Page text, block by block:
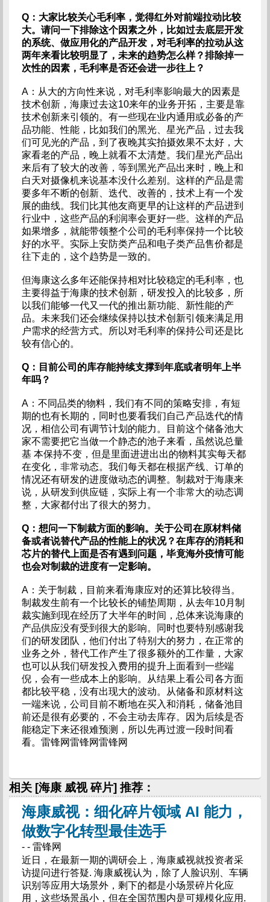
Q：大家比较关心毛利率，觉得红外对前端拉动比较
大。请问一下排除这个因素之外，比如过去底层开发
的系统、做应用化的产品开发，对毛利率的拉动从这
两年来看比较明显了，未来的趋势怎么样？排除掉一
次性的因素，毛利率是否还会进一步往上？
A：从大的方向性来说，对毛利率影响最大的因素是
技术创新，海康过去这10来年的业务开拓，主要是靠
技术创新来引领的。有一些现在业内通用或必备的产
品功能、性能，比如我们的黑光、星光产品，过去我
们可见光的产品，到了夜晚其实拍摄效果不太好，大
家看老的产品，晚上就看不太清楚。我们星光产品出
来后有了较大的改善，等到黑光产品出来时，晚上和
白天对摄像机来说基本没什么差别。这样的产品是需
要多年不断的创新、迭代、改善的，技术上有一个发
展的曲线。我们比其他友商更早的让这样的产品进到
行业中，这些产品的利润率会更好一些。这样的产品
如果增多，就能带领整个公司的毛利率保持一个比较
好的水平。实际上安防类产品和电子类产品售价都是
往下走的，这个趋势是一致的。
但海康这么多年还能保持相对比较稳定的毛利率，也
主要得益于海康的技术创新，研发投入的比较多，所
以我们能够一代又一代的推出新功能、新性能的产
品。未来我们还会继续保持以技术创新引领来满足用
户需求的经营方式。所以对毛利率的保持公司还是比
较有信心的。
Q：目前公司的库存能持续支撑到年底或者明年上半
年吗？
A：不同品类的物料，我们有不同的策略安排，有短
期的也有长期的，同时也要看我们自己产品迭代的情
况，相信公司有调节计划的能力。目前这个储备池大
家不需要把它当做一个静态的池子来看，虽然说总量
基 本保持不变，但是里面进进出出的物料其实每天都
在变化，非常动态。我们每天都在根据产线、订单的
情况还有研发的进度做动态的调整。制裁对于海康来
说，从研发到供应链，实际上有一个非常大的动态调
整，大家都付出了很大的努力。
Q：想问一下制裁方面的影响。关于公司在原材料储
备或者说替代产品的性能上的状况？在库存的消耗和
芯片的替代上面是否有遇到问题，毕竟海外疫情可能
也会对制裁的进度有一定影响。
A：关于制裁，目前来看海康应对的还算比较得当。
制裁发生前有一个比较长的铺垫周期，从去年10月制
裁实施到现在经历了大半年的时间，总体来说海康的
产品供应没有受到很大的影响。同时也要特别感谢我
们的研发团队，他们付出了特别大的努力，在正常的
业务之外，替代工作产生了很多额外的工作量，大家
也可以从我们研发投入费用的提升上面看到一些端
倪，会有一些成本上的影响。从结果上看公司各方面
都比较平稳，没有出现大的波动。从储备和原材料这
一端来说，公司目前不断地在买入和消耗，储备池目
前还是很有必要的，不会主动去库存。因为后续是否
能稳定下来还很难预测，所以先再过渡一段时间看
看。雷锋网雷锋网雷锋网
相关 [海康 威视 碎片] 推荐：
海康威视：细化碎片领域 AI 能力，
做数字化转型最佳选手
- - 雷锋网
近日，在最新一期的调研会上，海康威视就投资者采
访提问进行答疑. 海康威视认为，除了人脸识别、车辆
识别等应用大场景外，剩下的都是小场景碎片化应
用，这些场景虽小，但在全国范围内是可规模化应用.